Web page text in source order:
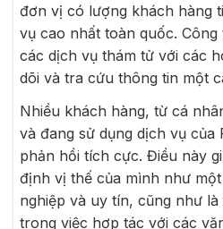
đơn vị có lượng khách hàng
vụ cao nhất toàn quốc.
các dịch vụ thám tử với các
dõi và tra cứu thông tin một
Nhiều khách hàng, từ cá
và đang sử dụng dịch vụ của
phản hồi tích cực. Điều này
định vị thế của mình như
nghiệp và uy tín, cũng như
trong việc hợp tác với các